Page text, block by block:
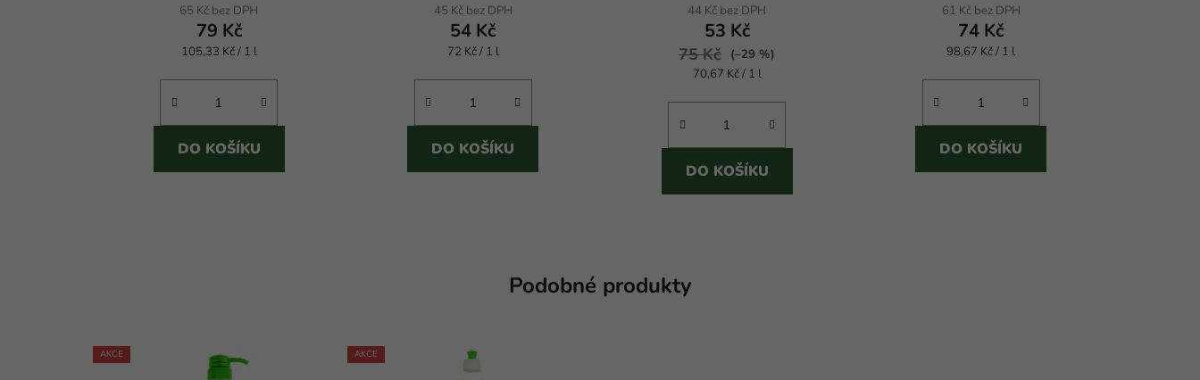
produktu
je
5,0
z
5
hvězdiček.
65 Kč bez DPH
79 Kč
Měrná
105,33 Kč / 1 l
DO KOŠÍKU
produktu
je
3,3
z
5
hvězdiček.
45 Kč bez DPH
54 Kč
Měrná
72 Kč / 1 l
DO KOŠÍKU
produktu
je
4,0
z
5
hvězdiček.
44 Kč bez DPH
53 Kč
75 Kč
(–29 %)
Měrná
70,67 Kč / 1 l
DO KOŠÍKU
produktu
je
4,5
z
5
hvězdiček.
61 Kč bez DPH
74 Kč
Měrná
98,67 Kč / 1 l
DO KOŠÍKU
Podobné produkty
AKCE AKCE